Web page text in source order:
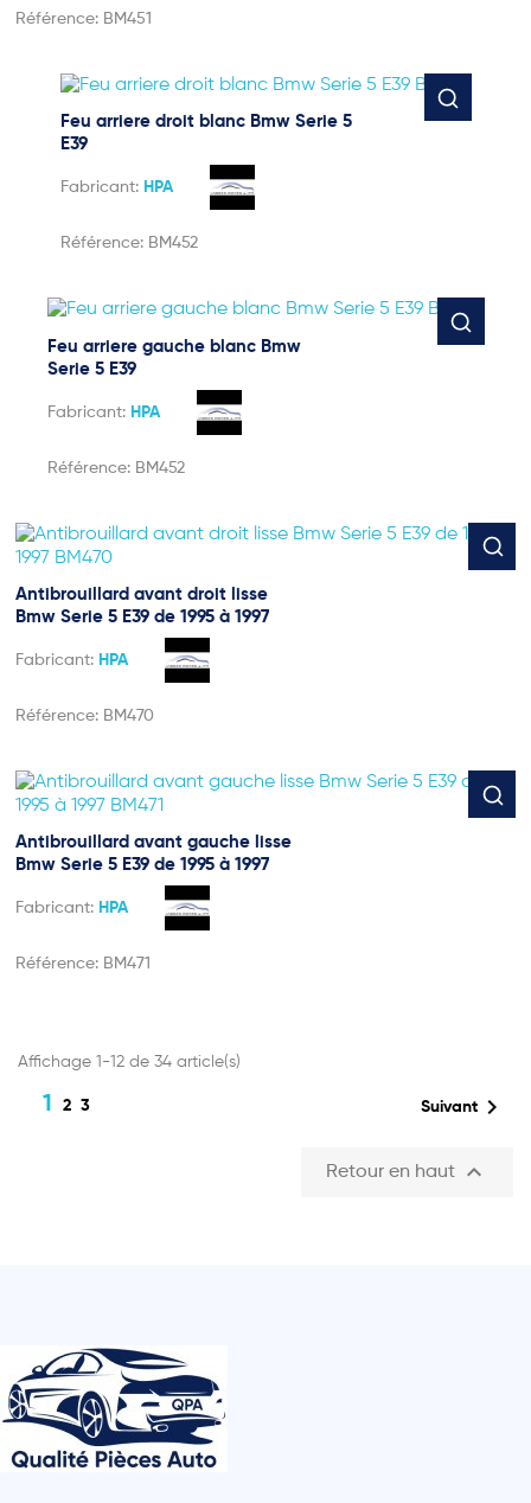
Référence: BM451
Feu arriere droit blanc Bmw Serie 5
E39
Fabricant: HPA
Référence: BM452
Feu arriere gauche blanc Bmw
Serie 5 E39
Fabricant: HPA
Référence: BM452
Antibrouillard avant droit lisse
Bmw Serie 5 E39 de 1995 à 1997
Fabricant: HPA
Référence: BM470
Antibrouillard avant gauche lisse
Bmw Serie 5 E39 de 1995 à 1997
Fabricant: HPA
Référence: BM471
Affichage 1-12 de 34 article(s)
1 2 3 Suivant 
Retour en haut 